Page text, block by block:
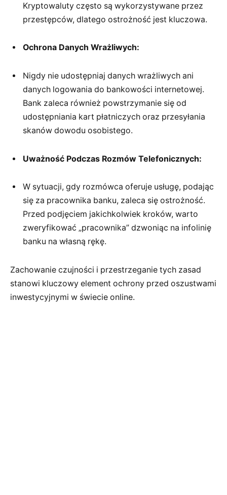
Kryptowaluty często są wykorzystywane przez
przestępców, dlatego ostrożność jest kluczowa.
Ochrona Danych Wrażliwych:
Nigdy nie udostępniaj danych wrażliwych ani
danych logowania do bankowości internetowej.
Bank zaleca również powstrzymanie się od
udostępniania kart płatniczych oraz przesyłania
skanów dowodu osobistego.
Uważność Podczas Rozmów Telefonicznych:
W sytuacji, gdy rozmówca oferuje usługę, podając
się za pracownika banku, zaleca się ostrożność.
Przed podjęciem jakichkolwiek kroków, warto
zweryfikować „pracownika” dzwoniąc na infolinię
banku na własną rękę.
Zachowanie czujności i przestrzeganie tych zasad
stanowi kluczowy element ochrony przed oszustwami
inwestycyjnymi w świecie online.